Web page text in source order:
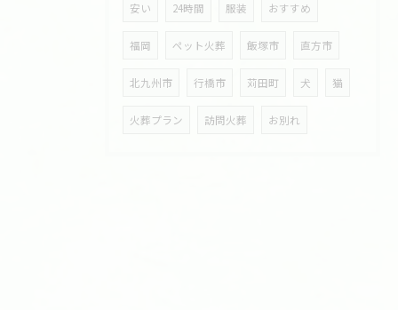
安い 24時間 服装 おすすめ
福岡 ペット火葬 飯塚市 直方市
北九州市 行橋市 苅田町 犬 猫
火葬プラン 訪問火葬 お別れ